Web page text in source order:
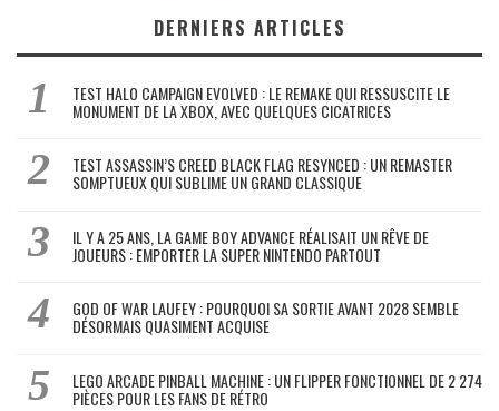
DERNIERS ARTICLES
TEST HALO CAMPAIGN EVOLVED : LE REMAKE QUI RESSUSCITE LE
MONUMENT DE LA XBOX, AVEC QUELQUES CICATRICES
TEST ASSASSIN’S CREED BLACK FLAG RESYNCED : UN REMASTER
SOMPTUEUX QUI SUBLIME UN GRAND CLASSIQUE
IL Y A 25 ANS, LA GAME BOY ADVANCE RÉALISAIT UN RÊVE DE
JOUEURS : EMPORTER LA SUPER NINTENDO PARTOUT
GOD OF WAR LAUFEY : POURQUOI SA SORTIE AVANT 2028 SEMBLE
DÉSORMAIS QUASIMENT ACQUISE
LEGO ARCADE PINBALL MACHINE : UN FLIPPER FONCTIONNEL DE 2 274
PIÈCES POUR LES FANS DE RÉTRO